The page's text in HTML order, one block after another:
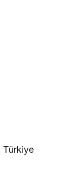
Türkiye